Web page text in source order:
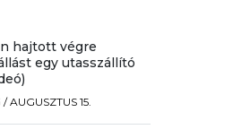
hajtott végre
egy utasszállító
/AUGUSZTUS 15.